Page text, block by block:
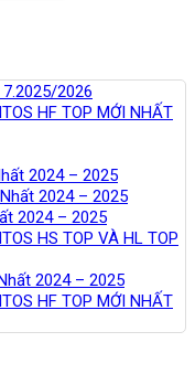
2026
HF TOP MỚI NHẤT
2024 – 2025
2024 – 2025
2024 – 2025
HS TOP VÀ HL TOP
2024 – 2025
HF TOP MỚI NHẤT